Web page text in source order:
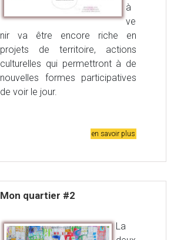
à
ve
nir va être encore riche en
projets de territoire, actions
culturelles qui permettront à de
nouvelles formes participatives
de voir le jour.
en savoir plus
Mon quartier #2
La